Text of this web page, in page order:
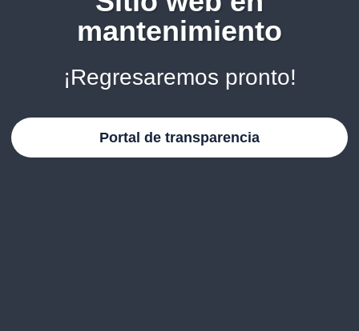
mantenimiento
¡Regresaremos pronto!
Portal de transparencia